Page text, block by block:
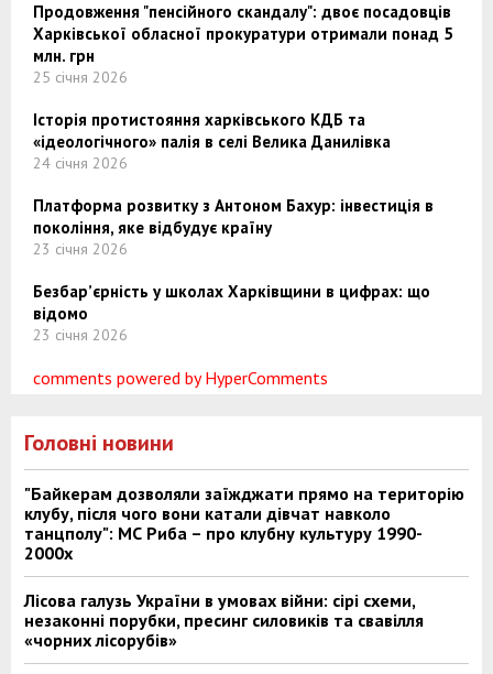
Продовження "пенсійного скандалу": двоє посадовців
Харківської обласної прокуратури отримали понад 5
млн. грн
25 січня 2026
Історія протистояння харківського КДБ та
«ідеологічного» палія в селі Велика Данилівка
24 січня 2026
Платформа розвитку з Антоном Бахур: інвестиція в
покоління, яке відбудує країну
23 січня 2026
Безбар’єрність у школах Харківщини в цифрах: що
відомо
23 січня 2026
comments powered by HyperComments
Головні новини
"Байкерам дозволяли заїжджати прямо на територію
клубу, після чого вони катали дівчат навколо
танцполу": МС Риба – про клубну культуру 1990-
2000х
Лісова галузь України в умовах війни: сірі схеми,
незаконні порубки, пресинг силовиків та свавілля
«чорних лісорубів»